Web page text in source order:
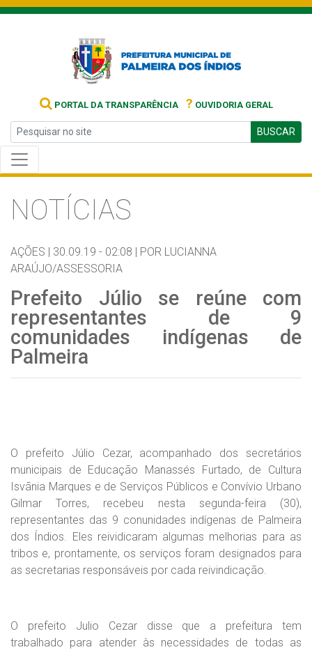
PORTAL DA TRANSPARÊNCIA ? OUVIDORIA GERAL
BUSCAR
NOTÍCIAS
AÇÕES | 30.09.19 - 02:08 | POR LUCIANNA
ARAÚJO/ASSESSORIA
Prefeito Júlio se reúne com
representantes de 9
comunidades indígenas de
Palmeira
O prefeito Júlio Cezar, acompanhado dos secretários
municipais de Educação Manassés Furtado, de Cultura
Isvãnia Marques e de Serviços Públicos e Convívio Urbano
Gilmar Torres, recebeu nesta segunda-feira (30),
representantes das 9 conunidades indígenas de Palmeira
dos Índios. Eles reividicaram algumas melhorias para as
tribos e, prontamente, os serviços foram designados para
as secretarias responsáveis por cada reivindicação.
O prefeito Julio Cezar disse que a prefeitura tem
trabalhado para atender às necessidades de todas as